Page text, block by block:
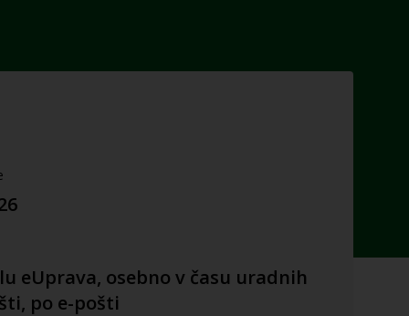
eUprava, osebno v času uradnih
po e-pošti